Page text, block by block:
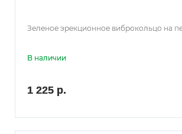
Зеленое эрекционное виброкольцо на
В наличии
1 225 р.